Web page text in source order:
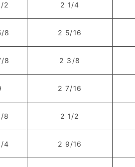
2 2 1/4
8 2 5/16
8 2 3/8
2 7/16
8 2 1/2
4 2 9/16